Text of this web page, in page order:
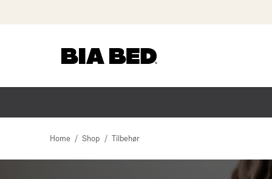
Home / Shop / Tilbehør